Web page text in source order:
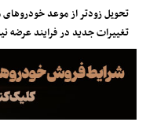
تحویل زودتر از موعد خودروهای
تغییرات جدید در فرایند عرضه